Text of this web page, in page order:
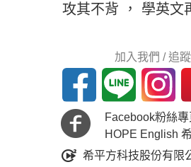
攻其不背 ， 學英文
加入我們 / 追蹤
Facebook粉絲專
HOPE English
希平方科技股份有限